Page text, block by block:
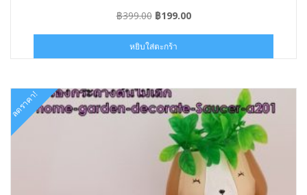
฿399.00 Original
was:
฿399.00.
฿199.00Current
฿199.00.
หยิบใส่ตะกร้า
ลดราคา!